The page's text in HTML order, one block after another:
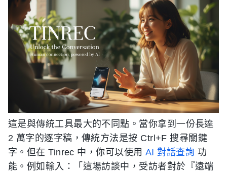
這是與傳統工具最大的不同點。當你拿到一份長達
2 萬字的逐字稿，傳統方法是按 Ctrl+F 搜尋關鍵
字。但在 Tinrec 中，你可以使用 AI 對話查詢 功
能。例如輸入：「這場訪談中，受訪者對於『遠端